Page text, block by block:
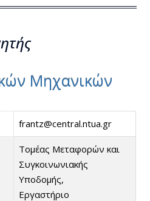
Μηχανικών
frantz@central.ntua.gr
Τομέας Μεταφορών και
Συγκοινωνιακής
Υποδομής,
Εργαστήριο